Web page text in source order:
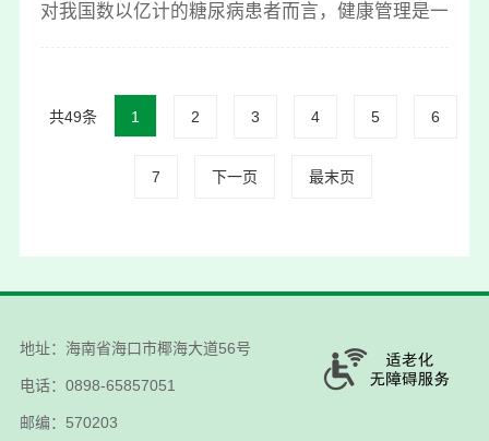
对我国数以亿计的糖尿病患者而言，健康管理是一场
共49条 1 2 3 4 5 6
7 下一页 最末页
地址：海南省海口市椰海大道56号
电话：0898-65857051
邮编：570203